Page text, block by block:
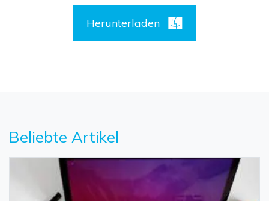
Herunterladen
Beliebte Artikel